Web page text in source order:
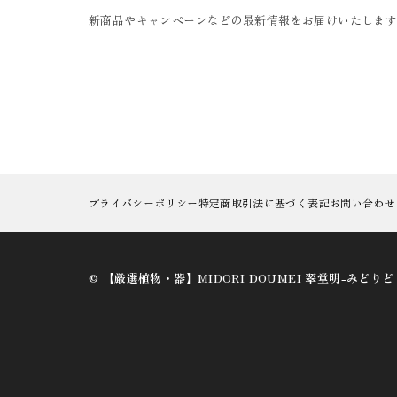
新商品やキャンペーンなどの最新情報をお届けいたします
プライバシーポリシー特定商取引法に基づく表記お問い合わせ
©︎ 【厳選植物・器】MIDORI DOUMEI 翠堂明-みどりど